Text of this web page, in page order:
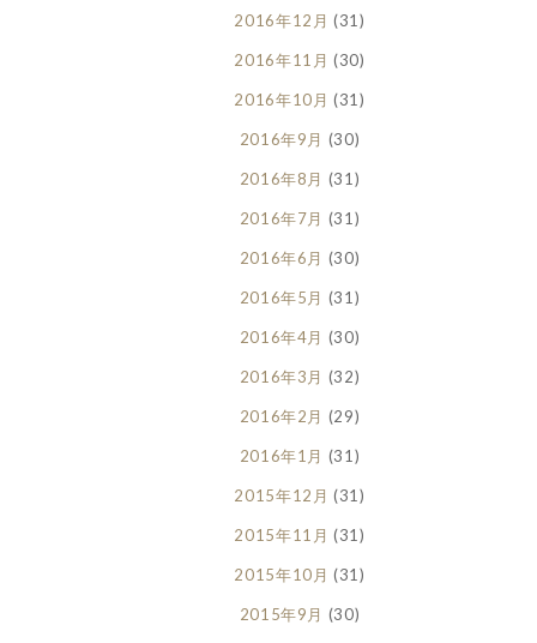
2016年12月 (31)
2016年11月 (30)
2016年10月 (31)
2016年9月 (30)
2016年8月 (31)
2016年7月 (31)
2016年6月 (30)
2016年5月 (31)
2016年4月 (30)
2016年3月 (32)
2016年2月 (29)
2016年1月 (31)
2015年12月 (31)
2015年11月 (31)
2015年10月 (31)
2015年9月 (30)